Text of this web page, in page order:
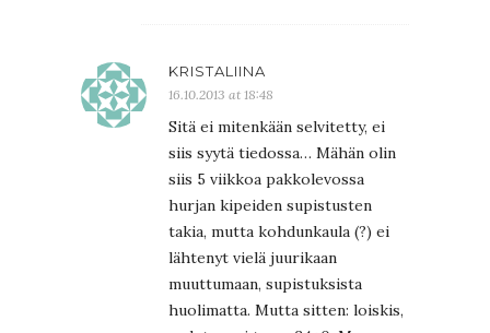
KRISTALIINA
16.10.2013 at 18:48
Sitä ei mitenkään selvitetty, ei
siis syytä tiedossa… Mähän olin
siis 5 viikkoa pakkolevossa
hurjan kipeiden supistusten
takia, mutta kohdunkaula (?) ei
lähtenyt vielä juurikaan
muuttumaan, supistuksista
huolimatta. Mutta sitten: loiskis,